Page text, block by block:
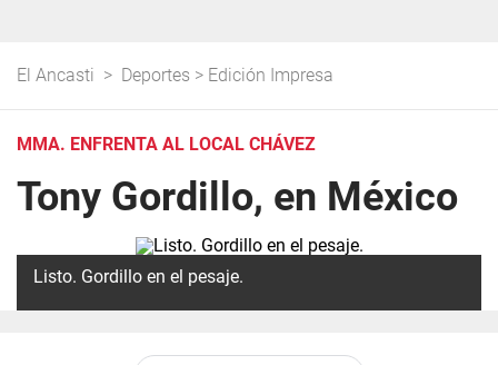
El Ancasti > Deportes > Edición Impresa
MMA. ENFRENTA AL LOCAL CHÁVEZ
Tony Gordillo, en México
Listo. Gordillo en el pesaje.